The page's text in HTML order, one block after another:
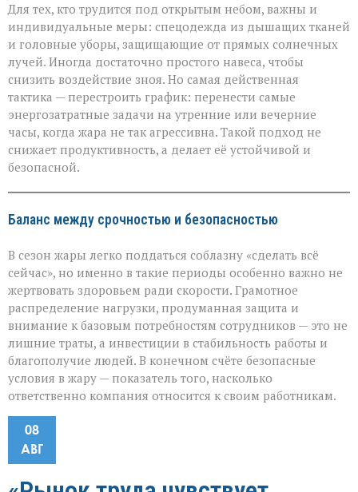
Для тех, кто трудится под открытым небом, важны и
индивидуальные меры: спецодежда из дышащих тканей
и головные уборы, защищающие от прямых солнечных
лучей. Иногда достаточно простого навеса, чтобы
снизить воздействие зноя. Но самая действенная
тактика — перестроить график: перенести самые
энергозатратные задачи на утренние или вечерние
часы, когда жара не так агрессивна. Такой подход не
снижает продуктивность, а делает её устойчивой и
безопасной.
Баланс между срочностью и безопасностью
В сезон жары легко поддаться соблазну «сделать всё
сейчас», но именно в такие периоды особенно важно не
жертвовать здоровьем ради скорости. Грамотное
распределение нагрузки, продуманная защита и
внимание к базовым потребностям сотрудников — это не
лишние траты, а инвестиции в стабильность работы и
благополучие людей. В конечном счёте безопасные
условия в жару — показатель того, насколько
ответственно компания относится к своим работникам.
08
АВГ